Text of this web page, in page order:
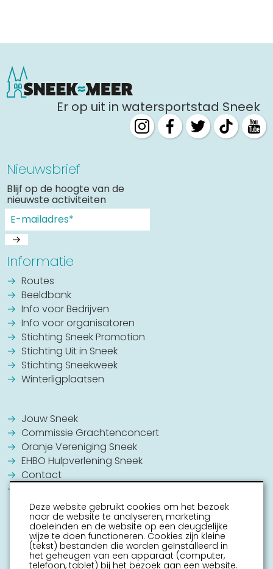
Er op uit in watersportstad Sneek
Nieuwsbrief
Blijf op de hoogte van de
nieuwste activiteiten
Informatie
Routes
Beeldbank
Info voor Bedrijven
Info voor organisatoren
Stichting Sneek Promotion
Stichting Uit in Sneek
Stichting Sneekweek
Winterligplaatsen
Jouw Sneek
Commissie Grachtenconcert
Oranje Vereniging Sneek
EHBO Hulpverlening Sneek
Contact
Deze website gebruikt cookies om het bezoek
naar de website te analyseren, marketing
doeleinden en de website op een deugdelijke
wijze te doen functioneren. Cookies zijn kleine
(tekst) bestanden die worden geïnstalleerd in
het geheugen van een apparaat (computer,
telefoon, tablet) bij het bezoek aan een website.